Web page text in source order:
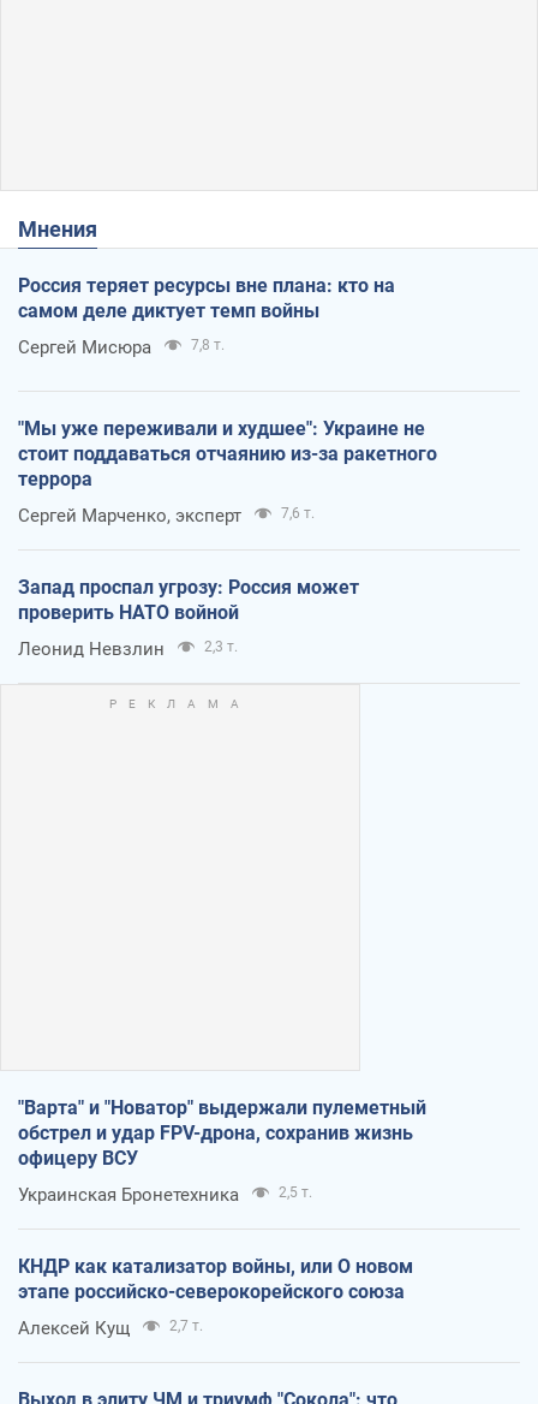
Мнения
Россия теряет ресурсы вне плана: кто на
самом деле диктует темп войны
Сергей Мисюра 7,8 т.
"Мы уже переживали и худшее": Украине не
стоит поддаваться отчаянию из-за ракетного
террора
Сергей Марченко, эксперт 7,6 т.
Запад проспал угрозу: Россия может
проверить НАТО войной
Леонид Невзлин 2,3 т.
"Варта" и "Новатор" выдержали пулеметный
обстрел и удар FPV-дрона, сохранив жизнь
офицеру ВСУ
Украинская Бронетехника 2,5 т.
КНДР как катализатор войны, или О новом
этапе российско-северокорейского союза
Алексей Кущ 2,7 т.
Выход в элиту ЧМ и триумф "Сокола": что